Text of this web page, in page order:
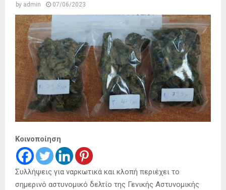
by admin 07/06/2023
Κοινοποίηση
Συλλήψεις για ναρκωτικά και κλοπή περιέχει το
σημερινό αστυνομικό δελτίο της Γενικής Αστυνομικής